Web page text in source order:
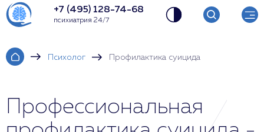
+7 (495) 128-74-68
психиатрия 24/7
Психолог Профилактика суицида
Профессиональная